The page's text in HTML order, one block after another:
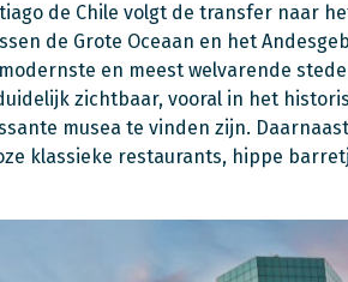
de Chile volgt de transfer naar
de Grote Oceaan en het
en meest welvarende
zichtbaar, vooral in het
musea te vinden zijn.
klassieke restaurants, hippe